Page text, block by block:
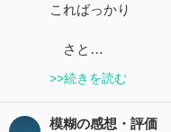
こればっかり
さと…
>>続きを読む
模糊の感想・評価